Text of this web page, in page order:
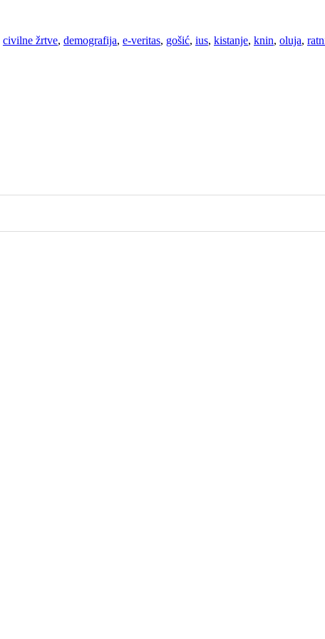
civilne žrtve, demografija, e-veritas, gošić, ius, kistanje, knin, oluja,